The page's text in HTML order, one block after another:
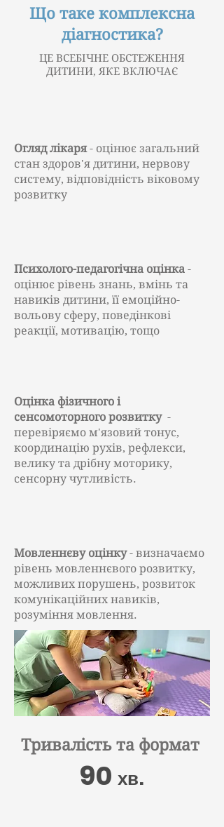
Що таке комплексна
діагностика?
ЦЕ ВСЕБІЧНЕ ОБСТЕЖЕННЯ
ДИТИНИ, ЯКЕ ВКЛЮЧАЄ
Огляд лікаря- оцінює загальний
стан здоров'я дитини, нервову
систему, відповідність віковому
розвитку
Психолого-педагогічна оцінка -
оцінює рівень знань, вмінь та
навиків дитини, її емоційно-
вольову сферу, поведінкові
реакції, мотивацію, тощо
Оцінка фізичного і
сенсомоторного розвитку -
перевіряємо м'язовий тонус,
координацію рухів, рефлекси,
велику та дрібну моторику,
сенсорну чутливість.
Мовленнєву оцінку- визначаємо
рівень мовленнєвого розвитку,
можливих порушень, розвиток
комунікаційних навиків,
розуміння мовлення.
Тривалість та формат
90хв.